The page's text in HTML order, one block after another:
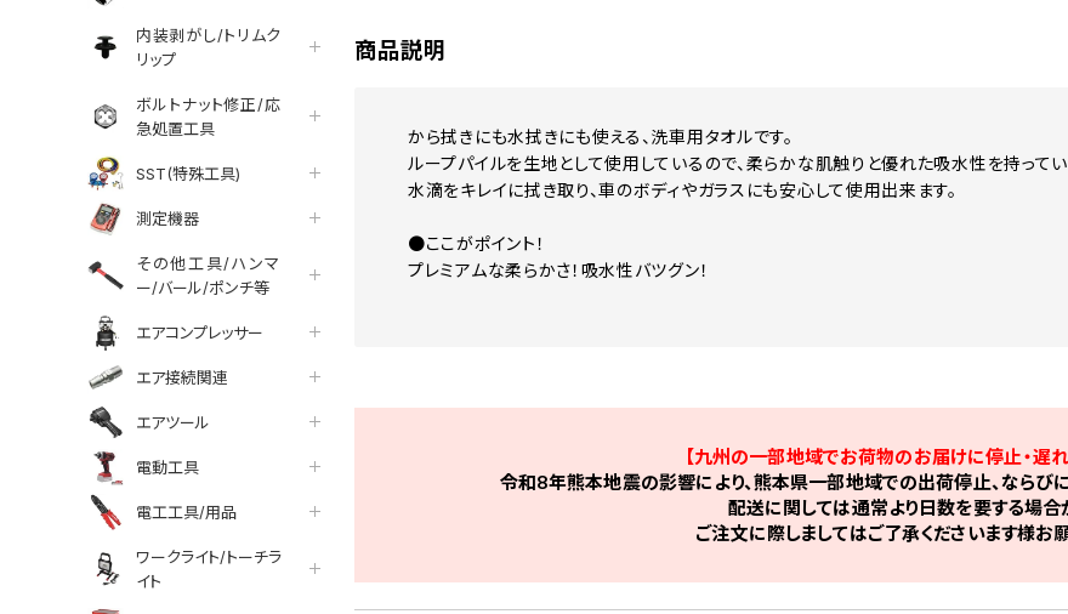
内装剥がし/トリムク
リップ
ボルトナット修正/応
急処置工具
SST(特殊工具)
測定機器
その他工具/ハンマ
ー/バール/ポンチ等
エアコンプレッサー
エア接続関連
エアツール
電動工具
電工工具/用品
ワークライト/トーチラ
イト
商品説明
から拭きにも水拭きにも使える、洗車用タオルです。
ループパイルを生地として使用しているので、柔らかな肌触りと優れた吸水性を持ってい
水滴をキレイに拭き取り、車のボディやガラスにも安心して使用出来ます。
●ここがポイント！
プレミアムな柔らかさ！吸水性バツグン！
【九州の一部地域でお荷物のお届けに停止・遅れ
令和8年熊本地震の影響により、熊本県一部地域での出荷停止、ならび
配送に関しては通常より日数を要する場合
ご注文に際しましてはご了承くださいます様お